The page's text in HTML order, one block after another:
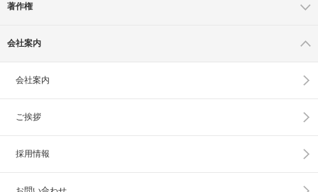
著作権
会社案内
会社案内
ご挨拶
採用情報